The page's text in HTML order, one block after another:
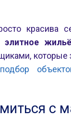
красива
элитное
которые
с